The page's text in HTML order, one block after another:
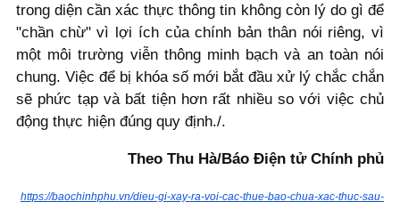
trong diện cần xác thực thông tin không còn lý do gì để
"chần chừ" vì lợi ích của chính bản thân nói riêng, vì
một môi trường viễn thông minh bạch và an toàn nói
chung. Việc để bị khóa số mới bắt đầu xử lý chắc chắn
sẽ phức tạp và bất tiện hơn rất nhiều so với việc chủ
động thực hiện đúng quy định./.
Theo Thu Hà/Báo Điện tử Chính phủ
https://baochinhphu.vn/dieu-gi-xay-ra-voi-cac-thue-bao-chua-xac-thuc-sau-